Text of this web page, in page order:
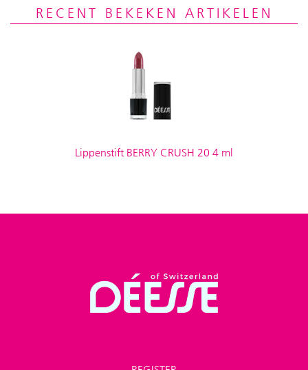
RECENT BEKEKEN ARTIKELEN
Lippenstift BERRY CRUSH 20 4 ml